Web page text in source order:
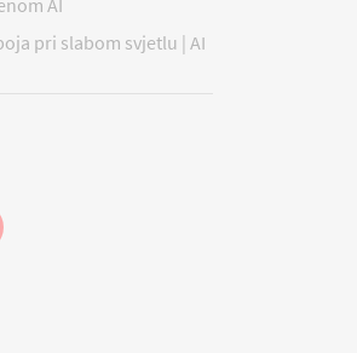
AI
pri slabom svjetlu | AI